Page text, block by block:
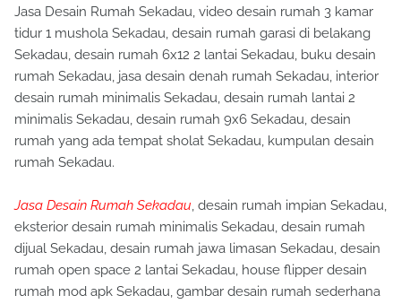
Jasa Desain Rumah Sekadau, video desain rumah 3 kamar
tidur 1 mushola Sekadau, desain rumah garasi di belakang
Sekadau, desain rumah 6x12 2 lantai Sekadau, buku desain
rumah Sekadau, jasa desain denah rumah Sekadau, interior
desain rumah minimalis Sekadau, desain rumah lantai 2
minimalis Sekadau, desain rumah 9x6 Sekadau, desain
rumah yang ada tempat sholat Sekadau, kumpulan desain
rumah Sekadau.
Jasa Desain Rumah Sekadau, desain rumah impian Sekadau,
eksterior desain rumah minimalis Sekadau, desain rumah
dijual Sekadau, desain rumah jawa limasan Sekadau, desain
rumah open space 2 lantai Sekadau, house flipper desain
rumah mod apk Sekadau, gambar desain rumah sederhana